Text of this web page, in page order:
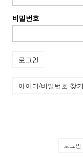
비밀번호
로그인
아이디/비밀번호 찾기
로그인